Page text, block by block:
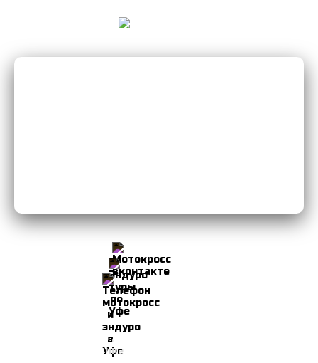
Мы в Instagram
8-906-103-34-49
© 2026 Мотоклуб Уфа
Политика конфиденциальности